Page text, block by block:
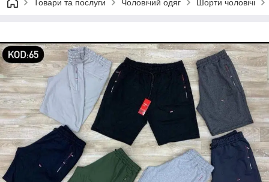
Товари та послуги Чоловічий одяг Шорти чоловічі